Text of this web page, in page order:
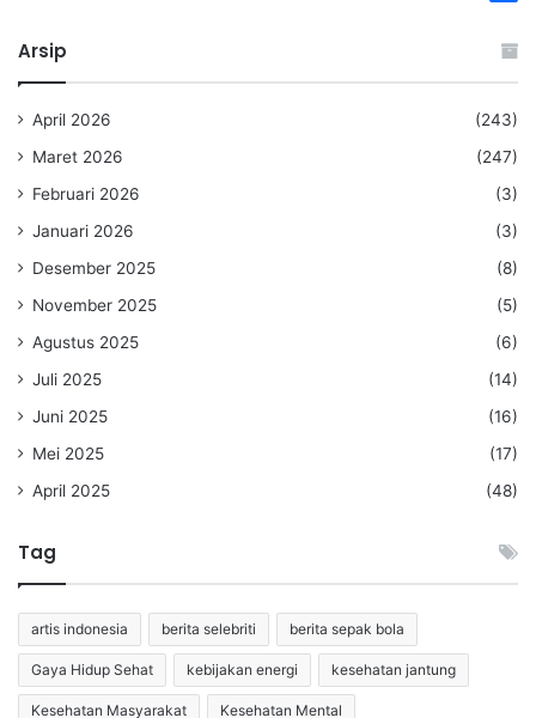
Arsip
April 2026
(243)
Maret 2026
(247)
Februari 2026
(3)
Januari 2026
(3)
Desember 2025
(8)
November 2025
(5)
Agustus 2025
(6)
Juli 2025
(14)
Juni 2025
(16)
Mei 2025
(17)
April 2025
(48)
Tag
artis indonesia berita selebriti berita sepak bola
Gaya Hidup Sehat kebijakan energi kesehatan jantung
Kesehatan Masyarakat Kesehatan Mental